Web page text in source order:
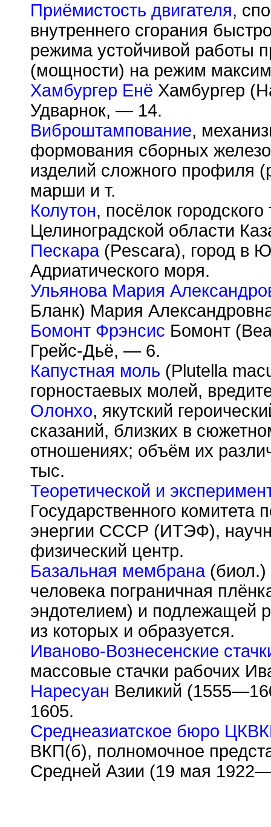
Приёмистость двигателя,
внутреннего сгорания
режима устойчивой работы
(мощности) на режим
Хамбургер Енё Хамбургер
Удварнок, — 14.
Виброштампование,
формования сборных
изделий сложного профиля
марши и т.
Колутон, посёлок
Целиноградской области
Пескара(Pescara), город в
Адриатического моря.
Ульянова Мария
Бланк) Мария
Бомонт Фрэнсис Бомонт
Грейс-Дьё, — 6.
Капустная моль (Plutella
горностаевых молей,
Олонхо, якутский
сказаний, близких в
отношениях; объём их
тыс.
Теоретической и
Государственного комитета
энергии СССР (ИТЭФ),
физический центр.
Базальная мембрана(биол.)
человека пограничная
эндотелием) и подлежащей
из которых и образуется.
Иваново-Вознесенские
массовые стачки рабочих
Наресуан Великий
1605.
Среднеазиатское бюро
ВКП(б), полномочное
Средней Азии (19 мая